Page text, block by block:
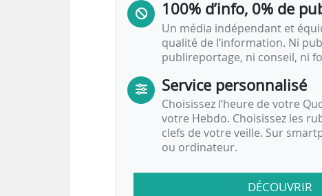
100% d’info, 0% de
Un média indépendant et
qualité de l’information. Ni
publireportage, ni conseil, ni
Service personnalisé
Choisissez l‘heure de votre
votre Hebdo. Choisissez les
clefs de votre veille. Sur
ou ordinateur.
DÉCOUVRIR